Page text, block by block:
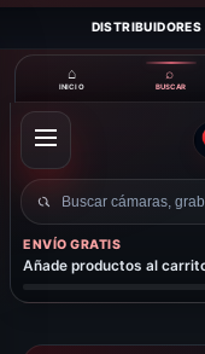
⌂
INICIO
⌕
BUSCAR
ABRIR
MENÚ
Buscar
productos
ENVÍO GRATIS
Añade productos al